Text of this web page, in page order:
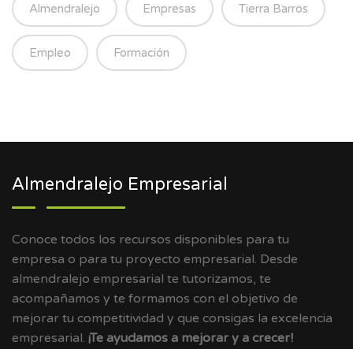
Almendralejo Empresas Tierra Barros
Empleo Formación
Almendralejo Empresarial
Conoce todos los recursos disponibles para tu
empresa o para tu proyecto empresarial. Desde
almendralejo empresarial te tutorizamos, te
acompañamos y te formamos con el objetivo de
mejorar tu competitividad y que consigas la excelencia
empresarial. ¡Te ayudamos a mejorar y a crecer!